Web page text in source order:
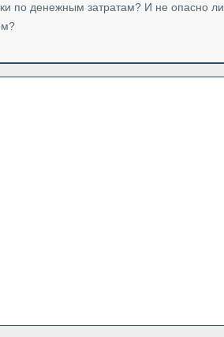
по денежным затратам? И не опасно ли